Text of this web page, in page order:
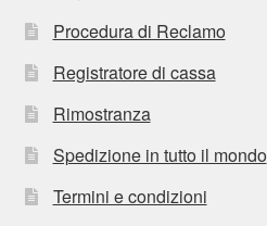
Procedura di Reclamo
Registratore di cassa
Rimostranza
Spedizione in tutto il mondo
Termini e condizioni